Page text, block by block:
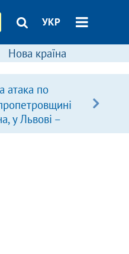
УКР
Нова країна
атака по
у Львові –